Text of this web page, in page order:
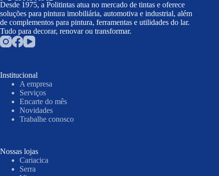
Desde 1975, a Politintas atua no mercado de tintas e oferece
soluções para pintura imobiliária, automotiva e industrial, além
de complementos para pintura, ferramentas e utilidades do lar.
Tudo para decorar, renovar ou transformar.
Institucional
A empresa
Serviços
Encarte do mês
Novidades
Trabalhe conosco
Nossas lojas
Cariacica
Serra